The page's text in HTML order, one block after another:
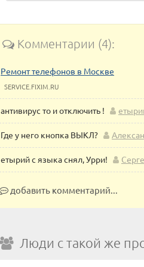
Комментарии (4):
Ремонт телефонов в Москве
SERVICE.FIXIM.RU
антивирус то и отключить !
Где у него кнопка ВЫКЛ?
етырий с языка снял, Урри!
добавить комментарий...
Люди с такой же